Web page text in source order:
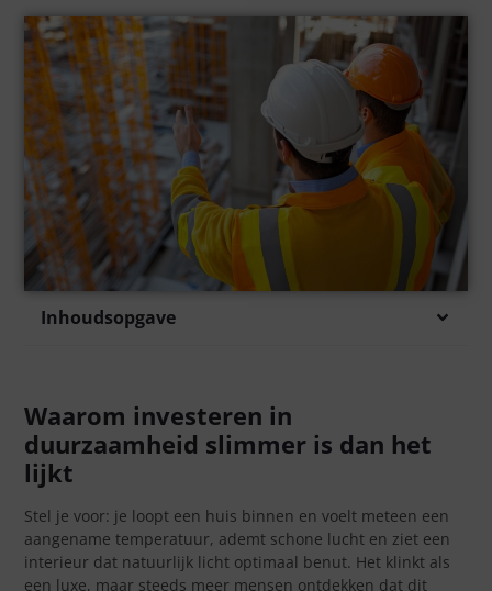
Inhoudsopgave
Waarom investeren in
duurzaamheid slimmer is dan het
lijkt
Stel je voor: je loopt een huis binnen en voelt meteen een
aangename temperatuur, ademt schone lucht en ziet een
interieur dat natuurlijk licht optimaal benut. Het klinkt als
een luxe, maar steeds meer mensen ontdekken dat dit